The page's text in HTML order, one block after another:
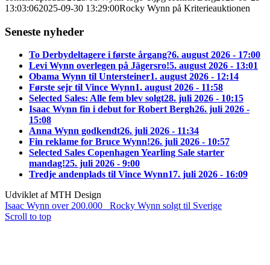
13:03:062025-09-30 13:29:00Rocky Wynn på Kriterieauktionen
Seneste nyheder
To Derbydeltagere i første årgang?6. august 2026 - 17:00
Levi Wynn overlegen på Jägersro!5. august 2026 - 13:01
Obama Wynn til Untersteiner1. august 2026 - 12:14
Første sejr til Vince Wynn1. august 2026 - 11:58
Selected Sales: Alle fem blev solgt28. juli 2026 - 10:15
Isaac Wynn fin i debut for Robert Bergh26. juli 2026 -
15:08
Anna Wynn godkendt26. juli 2026 - 11:34
Fin reklame for Bruce Wynn!26. juli 2026 - 10:57
Selected Sales Copenhagen Yearling Sale starter
mandag!25. juli 2026 - 9:00
Tredje andenplads til Vince Wynn17. juli 2026 - 16:09
Udviklet af MTH Design
Isaac Wynn over 200.000
Rocky Wynn solgt til Sverige
Scroll to top